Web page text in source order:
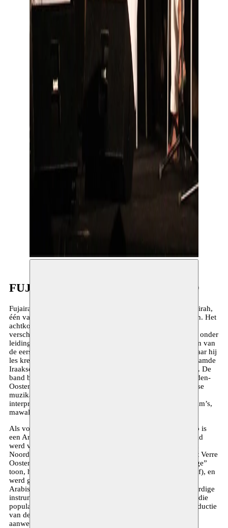
FUJAIRAH ARABIC MUSIC BAND
Fujairah Arabic Music Band werd in 2009 opgericht in Fujairah,
één van de 7 emiraten van de Verenigde Arabische Emiraten. Het
achtkoppige ensemble bestaat uit muzikanten afkomstig uit
verschillende Arabische landen: Egypte, Syrië, Irak en staat onder
leiding van luitspeler
uit de Emiraten. Hij was één van
de eerste laureaten van het huis van de luit in Abu Dhabi waar hij
les kreeg van grote meesters zoals Naseer Shamma, de befaamde
Iraakse luitspeler die al meermaals te gast was bij Moussem. De
band brengt het Arabische klassieke repertoire van het Midden-
Oosten. Zanger van dienst is
, een Iraakse
muzikant die tussen België en de Emiraten pendelt. Hij
interpreteert verschillende Arabische zangstijlen zoals maqam’s,
mawal’s en muwashat…
Als voorprogramma treden drie Rebab-spelers op. De rebab is
een Arabisch strijkinstrument dat vanaf de 8e eeuw verspreid
werd via islamitische handelsroutes over een groot deel van
Noord-Afrika, het Midden-Oosten, delen van Europa en het Verre
Oosten. De rebab, hoewel gewaardeerd om zijn “stemachtige”
toon, heeft een zeer beperkt bereik (iets meer dan een octaaf), en
werd geleidelijk aan vervangen in een groot deel van de
Arabische wereld door de viool en Kemenche. Een gelijkaardige
instrument is te vinden in West-Europa, met name de rebec die
populair geworden is in de 15de en de 16de eeuw. De introductie
van de rebec in West-Europa viel wellicht samen met de
aanwezigheid van de moslims in Spanje.